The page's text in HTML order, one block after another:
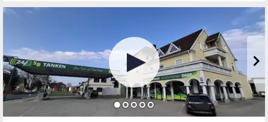
t angrenzendem Pool / Teich.* Das gesamte Grunds
tück wurde neu vermessen und ist im Grenzkataster
eingetragen.* Sämtliche Gebäude wurden neu Bau
bewilligt* Neuer Hauptstromanschluss sowie ein ne
uer Hauptverteilerkasten* Neuer Hauptwasseransc
hluss (Kanalanschluss auch bereits vorhanden)* Ka
minsanierug (Neue Edelstahlrohre eingezogen)Die Z
ufahrt erfolgt über das eigene Grundstück und ist s